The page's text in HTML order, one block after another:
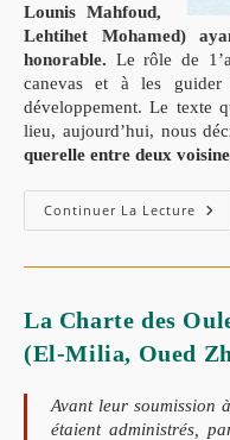
Lounis Mahfoud,
Lehtihet Mohamed)
honorable. Le rôle de
canevas et à les guider
développement. Le texte
lieu, aujourd’hui, nous
querelle entre deux
Continuer La Lecture
De
De
La Charte des
(El-Milia, Oued
Avant leur soumission
étaient administrés,